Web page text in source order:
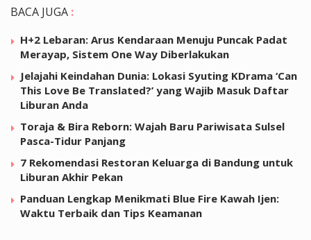
BACA JUGA :
H+2 Lebaran: Arus Kendaraan Menuju Puncak Padat
Merayap, Sistem One Way Diberlakukan
Jelajahi Keindahan Dunia: Lokasi Syuting KDrama ‘Can
This Love Be Translated?’ yang Wajib Masuk Daftar
Liburan Anda
Toraja & Bira Reborn: Wajah Baru Pariwisata Sulsel
Pasca-Tidur Panjang
7 Rekomendasi Restoran Keluarga di Bandung untuk
Liburan Akhir Pekan
Panduan Lengkap Menikmati Blue Fire Kawah Ijen:
Waktu Terbaik dan Tips Keamanan